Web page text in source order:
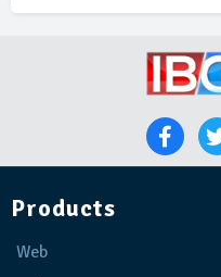
Products
Web